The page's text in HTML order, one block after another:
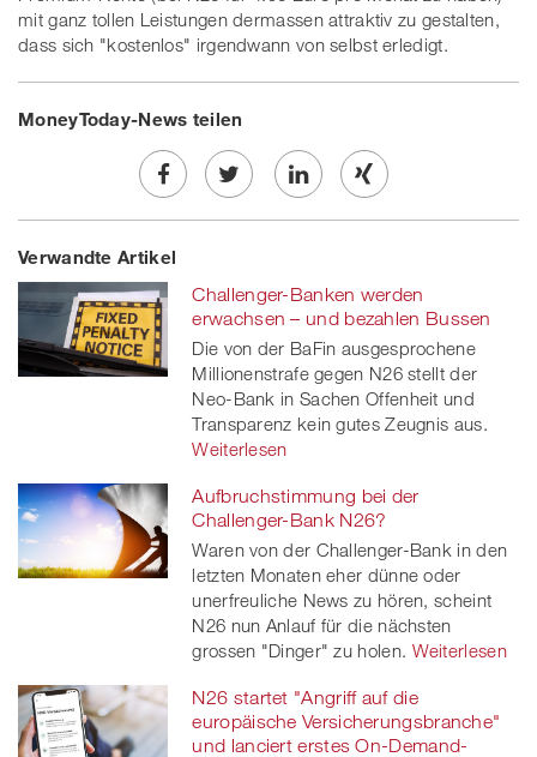
mit ganz tollen Leistungen dermassen attraktiv zu gestalten,
dass sich "kostenlos" irgendwann von selbst erledigt.
MoneyToday-News teilen
Share
on
Facebook
Twe
on
twitt
er
Share
linkedin
Share
Xing
Verwandte Artikel
Challenger-Banken werden
erwachsen – und bezahlen Bussen
Die von der BaFin ausgesprochene
Millionenstrafe gegen N26 stellt der
Neo-Bank in Sachen Offenheit und
Transparenz kein gutes Zeugnis aus.
Weiterlesen
Aufbruchstimmung bei der
Challenger-Bank N26?
Waren von der Challenger-Bank in den
letzten Monaten eher dünne oder
unerfreuliche News zu hören, scheint
N26 nun Anlauf für die nächsten
grossen "Dinger" zu holen. Weiterlesen
N26 startet "Angriff auf die
europäische Versicherungsbranche"
und lanciert erstes On-Demand-